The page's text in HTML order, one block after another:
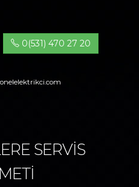
0(531) 470 27 20
SERVİS